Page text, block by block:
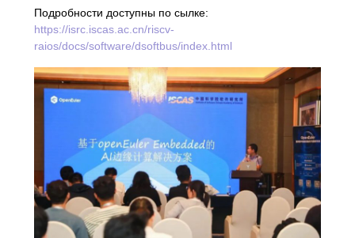
Подробности доступны по сылке:
https://isrc.iscas.ac.cn/riscv-
raios/docs/software/dsoftbus/index.html